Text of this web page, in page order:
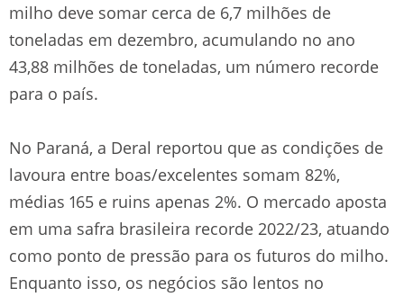
milho deve somar cerca de 6,7 milhões de
toneladas em dezembro, acumulando no ano
43,88 milhões de toneladas, um número recorde
para o país.
No Paraná, a Deral reportou que as condições de
lavoura entre boas/excelentes somam 82%,
médias 165 e ruins apenas 2%. O mercado aposta
em uma safra brasileira recorde 2022/23, atuando
como ponto de pressão para os futuros do milho.
Enquanto isso, os negócios são lentos no